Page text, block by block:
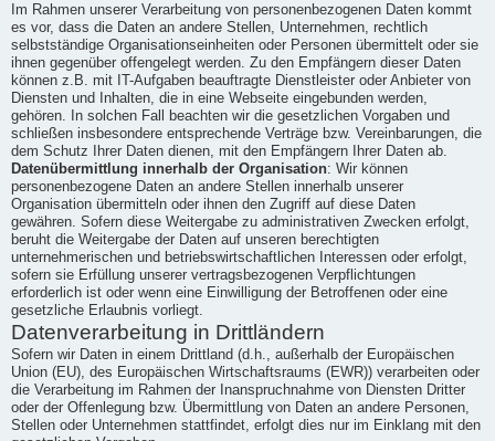
Im Rahmen unserer Verarbeitung von personenbezogenen Daten kommt
es vor, dass die Daten an andere Stellen, Unternehmen, rechtlich
selbstständige Organisationseinheiten oder Personen übermittelt oder sie
ihnen gegenüber offengelegt werden. Zu den Empfängern dieser Daten
können z.B. mit IT-Aufgaben beauftragte Dienstleister oder Anbieter von
Diensten und Inhalten, die in eine Webseite eingebunden werden,
gehören. In solchen Fall beachten wir die gesetzlichen Vorgaben und
schließen insbesondere entsprechende Verträge bzw. Vereinbarungen, die
dem Schutz Ihrer Daten dienen, mit den Empfängern Ihrer Daten ab.
Datenübermittlung innerhalb der Organisation: Wir können
personenbezogene Daten an andere Stellen innerhalb unserer
Organisation übermitteln oder ihnen den Zugriff auf diese Daten
gewähren. Sofern diese Weitergabe zu administrativen Zwecken erfolgt,
beruht die Weitergabe der Daten auf unseren berechtigten
unternehmerischen und betriebswirtschaftlichen Interessen oder erfolgt,
sofern sie Erfüllung unserer vertragsbezogenen Verpflichtungen
erforderlich ist oder wenn eine Einwilligung der Betroffenen oder eine
gesetzliche Erlaubnis vorliegt.
Datenverarbeitung in Drittländern
Sofern wir Daten in einem Drittland (d.h., außerhalb der Europäischen
Union (EU), des Europäischen Wirtschaftsraums (EWR)) verarbeiten oder
die Verarbeitung im Rahmen der Inanspruchnahme von Diensten Dritter
oder der Offenlegung bzw. Übermittlung von Daten an andere Personen,
Stellen oder Unternehmen stattfindet, erfolgt dies nur im Einklang mit den